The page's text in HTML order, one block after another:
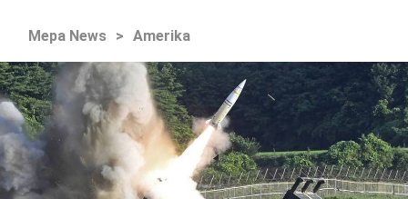
Mepa News > Amerika